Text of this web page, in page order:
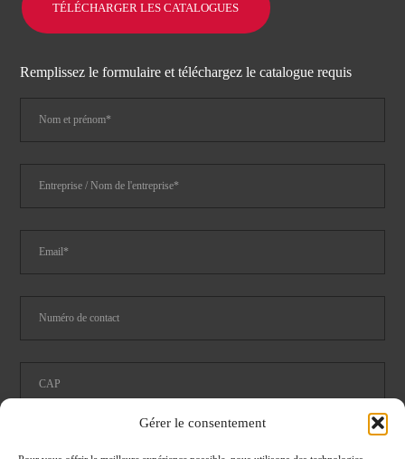
Gérer le consentement
TÉLÉCHARGER LES CATALOGUES
Remplissez le formulaire et téléchargez le catalogue requis